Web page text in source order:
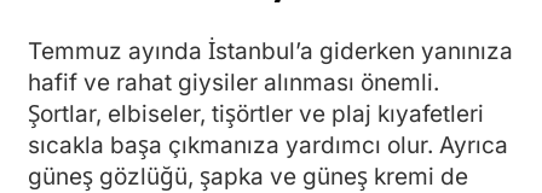
Temmuz ayında İstanbul’a giderken yanınıza
hafif ve rahat giysiler alınması önemli.
Şortlar, elbiseler, tişörtler ve plaj kıyafetleri
sıcakla başa çıkmanıza yardımcı olur. Ayrıca
güneş gözlüğü, şapka ve güneş kremi de